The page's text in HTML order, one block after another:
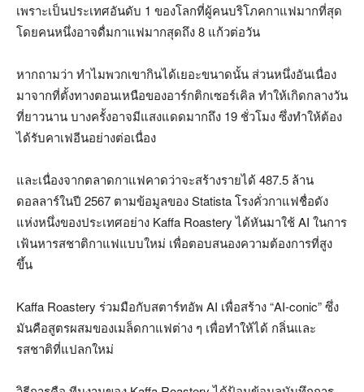
เพราะเป็นประเทศอันดับ 1 ของโลกที่ผู้คนบริโภคกาแฟมากที่สุด
โดยคนหนึ่งอาจดื่มกาแฟมากสุดถึง 8 แก้วต่อวัน
หากถามว่า ทำไมพวกเขากินได้เยอะขนาดนั้น ส่วนหนึ่งอันเนื่อง
มาจากที่ตั้งทางตอนเหนือของอาร์กติกเซอร์เคิล ทำให้เกิดกลางวัน
ที่ยาวนาน บางครั้งอาจมีแสงแดดมากถึง 19 ชั่วโมง ซึ่งทำให้ต้อง
ได้รับคาเฟอีนอย่างต่อเนื่อง
และเนื่องจากตลาดกาแฟคาดว่าจะสร้างรายได้ 487.5 ล้าน
ดอลลาร์ในปี 2567 ตามข้อมูลของ Statista โรงคั่วกาแฟชื่อดัง
แห่งหนึ่งของประเทศอย่าง Kaffa Roastery ได้หันมาใช้ AI ในการ
เฟ้นหารสชาติกาแฟแบบใหม่ เพื่อตอบสนองความต้องการที่สูง
ขึ้น
Kaffa Roastery ร่วมมือกับสตาร์ทอัพ AI เพื่อสร้าง “AI-conic” ซึ่ง
มันคือสูตรผสมของเมล็ดกาแฟต่าง ๆ เพื่อทำให้ได้ กลิ่นและ
รสชาติที่แปลกใหม่